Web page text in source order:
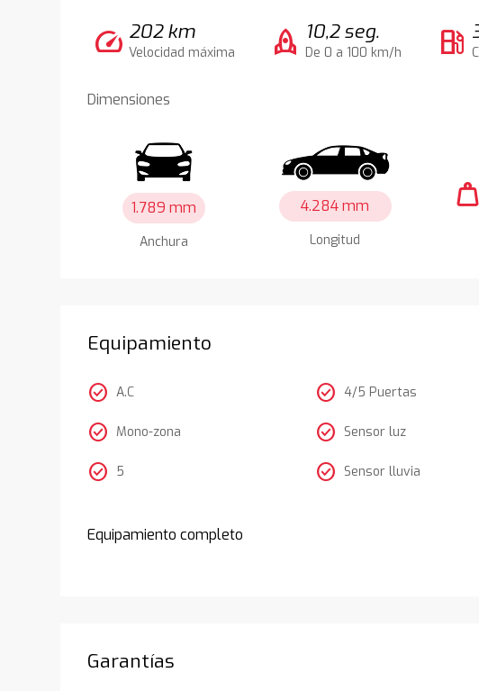
speed 202 km
Velocidad máxima rocket 10,2 seg.
De 0 a 100 km/h local_gas_station
Dimensiones
1.789 mm
Anchura
4.284 mm
Longitud
weight
Equipamiento
check_circle A.C
check_circle Mono-zona
check_circle 5
check_circle 4/5 Puertas
check_circle Sensor luz
check_circle Sensor lluvia
Equipamiento completo
Garantías